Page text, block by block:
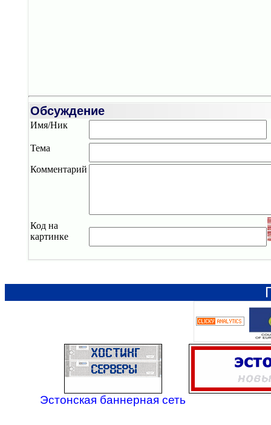
Обсуждение
Имя/Ник
Тема
Комментарий
Код на
картинке
Эстонская баннерная сеть